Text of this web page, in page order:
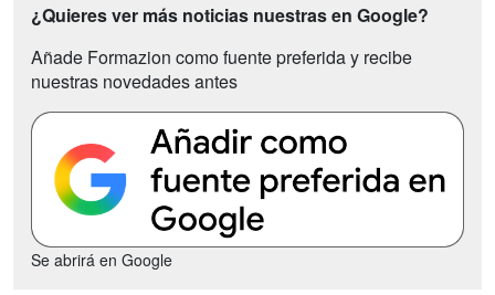
¿Quieres ver más noticias nuestras en Google?
Añade Formazion como fuente preferida y recibe
nuestras novedades antes
Se abrirá en Google